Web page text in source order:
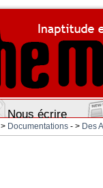
Nous écrire
> Documentations - > Des